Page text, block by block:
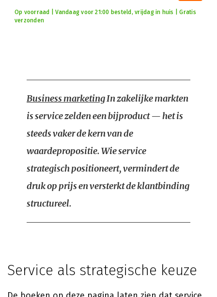
Op voorraad | Vandaag voor 21:00 besteld, vrijdag in huis | Gratis
verzonden
Business marketingIn zakelijke markten
is service zelden een bijproduct — het is
steeds vaker de kern van de
waardepropositie. Wie service
strategisch positioneert, vermindert de
druk op prijs en versterkt de klantbinding
structureel.
Service als strategische keuze